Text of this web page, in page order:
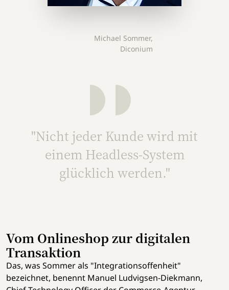
Michael Sommer,
Diconium
"Nicht jeder Kunde wird mit
einem Headless-System
glücklich werden."
Vom Onlineshop zur digitalen
Transaktion
Das, was Sommer als "Integrationsoffenheit"
bezeichnet, benennt Manuel Ludvigsen-Diekmann,